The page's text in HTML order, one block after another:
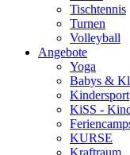
Tischtennis
Turnen
Volleyball
Angebote
Yoga
Babys &
Kindersport
KiSS -
KURSE
Kraftraum